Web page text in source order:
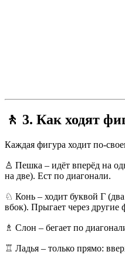
🚶 3. Как ходят
Каждая фигура ходит по-
♙ Пешка – идёт вперёд на
на две). Ест по диагонали.
♘ Конь – ходит буквой Г
вбок). Прыгает через другие
♗ Слон – бегает по
♖ Ладья – только прямо: